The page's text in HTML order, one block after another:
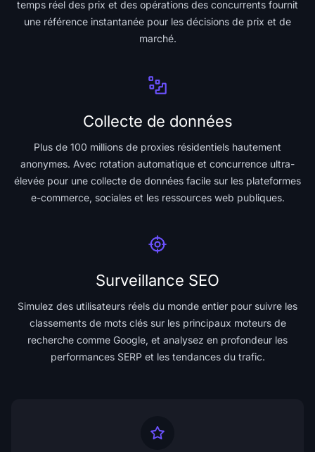
temps réel des prix et des opérations des concurrents fournit
une référence instantanée pour les décisions de prix et de
marché.
Collecte de données
Plus de 100 millions de proxies résidentiels hautement
anonymes. Avec rotation automatique et concurrence ultra-
élevée pour une collecte de données facile sur les plateformes
e-commerce, sociales et les ressources web publiques.
Surveillance SEO
Simulez des utilisateurs réels du monde entier pour suivre les
classements de mots clés sur les principaux moteurs de
recherche comme Google, et analysez en profondeur les
performances SERP et les tendances du trafic.